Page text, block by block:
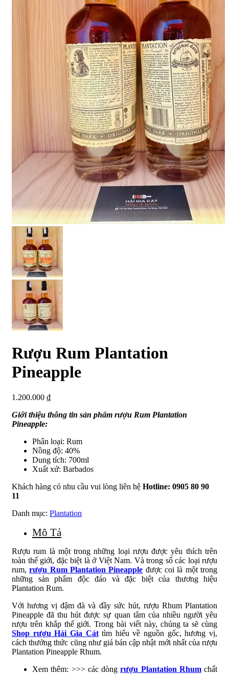
Rượu Rum Plantation
Pineapple
1.200.000 ₫
Giới thiệu thông tin sản phẩm rượu Rum Plantation
Pineapple:
Phân loại: Rum
Nồng độ: 40%
Dung tích: 700ml
Xuất xứ: Barbados
Khách hàng có nhu cầu vui lòng liên hệ Hotline: 0905 80 90
11
Danh mục: Plantation
Mô Tả
Rượu rum là một trong những loại rượu được yêu thích trên
toàn thế giới, đặc biệt là ở Việt Nam. Và trong số các loại rượu
rum,rượu Rum Plantation Pineapple được coi là một trong
những sản phẩm độc đáo và đặc biệt của thương hiệu
Plantation Rum.
Với hương vị đậm đà và đầy sức hút, rượu Rhum Plantation
Pineapple đã thu hút được sự quan tâm của nhiều người yêu
rượu trên khắp thế giới. Trong bài viết này, chúng ta sẽ cùng
Shop rượu Hải Gia Cáttìm hiểu về nguồn gốc, hương vị,
cách thưởng thức cũng như giá bán cập nhật mới nhất của rượu
Plantation Pineapple Rhum.
Xem thêm: >>> các dòngrượu Plantation Rhumchất